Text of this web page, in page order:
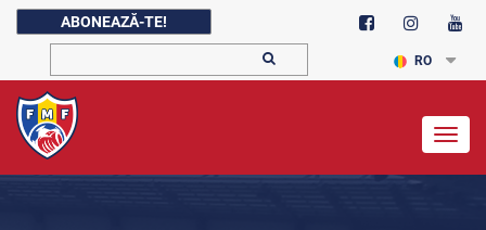
ABONEAZĂ-TE!
RO